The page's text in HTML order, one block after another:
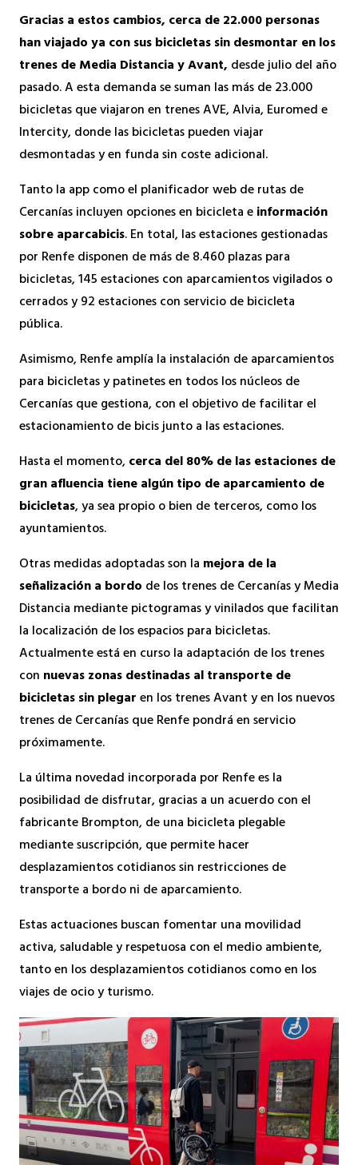
Gracias a estos cambios, cerca de 22.000 personas
han viajado ya con sus bicicletas sin desmontar en los
trenes de Media Distancia y Avant, desde julio del año
pasado. A esta demanda se suman las más de 23.000
bicicletas que viajaron en trenes AVE, Alvia, Euromed e
Intercity, donde las bicicletas pueden viajar
desmontadas y en funda sin coste adicional.
Tanto la app como el planificador web de rutas de
Cercanías incluyen opciones en bicicleta einformación
sobre aparcabicis. En total, las estaciones gestionadas
por Renfe disponen de más de 8.460 plazas para
bicicletas, 145 estaciones con aparcamientos vigilados o
cerrados y 92 estaciones con servicio de bicicleta
pública.
Asimismo, Renfe amplía la instalación de aparcamientos
para bicicletas y patinetes en todos los núcleos de
Cercanías que gestiona, con el objetivo de facilitar el
estacionamiento de bicis junto a las estaciones.
Hasta el momento,cerca del 80% de las estaciones de
gran afluencia tiene algún tipo de aparcamiento de
bicicletas, ya sea propio o bien de terceros, como los
ayuntamientos.
Otras medidas adoptadas son la mejora de la
señalización a bordo de los trenes de Cercanías y Media
Distancia mediante pictogramas y vinilados que facilitan
la localización de los espacios para bicicletas.
Actualmente está en curso la adaptación de los trenes
con nuevas zonas destinadas al transporte de
bicicletas sin plegaren los trenes Avant y en los nuevos
trenes de Cercanías que Renfe pondrá en servicio
próximamente.
La última novedad incorporada por Renfe es la
posibilidad de disfrutar, gracias a un acuerdo con el
fabricante Brompton, de una bicicleta plegable
mediante suscripción, que permite hacer
desplazamientos cotidianos sin restricciones de
transporte a bordo ni de aparcamiento.
Estas actuaciones buscan fomentar una movilidad
activa, saludable y respetuosa con el medio ambiente,
tanto en los desplazamientos cotidianos como en los
viajes de ocio y turismo.